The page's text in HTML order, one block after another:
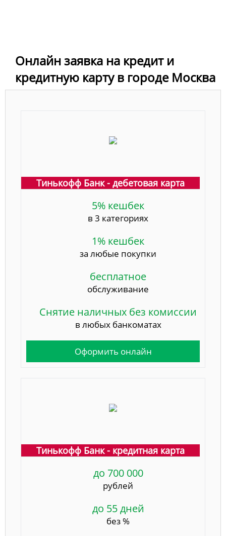
Онлайн заявка на кредит и
кредитную карту в городе Москва
Тинькофф Банк - дебетовая карта
5% кешбек
в 3 категориях
1% кешбек
за любые покупки
бесплатное
обслуживание
Снятие наличных без комиссии
в любых банкоматах
Оформить онлайн
Тинькофф Банк - кредитная карта
до 700 000
рублей
до 55 дней
без %